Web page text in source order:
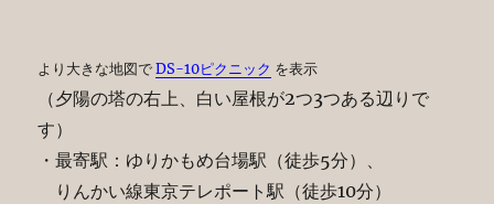
より大きな地図でDS-10ピクニック を表示
（夕陽の塔の右上、白い屋根が2つ3つある辺りで
す）
・最寄駅：ゆりかもめ台場駅（徒歩5分）、
りんかい線東京テレポート駅（徒歩10分）